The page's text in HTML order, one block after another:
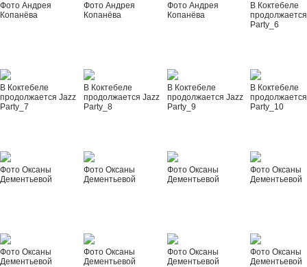
Фото Андрея
Копанёва
Фото Андрея
Копанёва
Фото Андрея
Копанёва
В Коктебеле
Party_6
В Коктебеле
продолжается Jazz
Party_7
В Коктебеле
продолжается Jazz
Party_8
В Коктебеле
продолжается Jazz
Party_9
В Коктебеле
Party_10
Фото Оксаны
Дементьевой
Фото Оксаны
Дементьевой
Фото Оксаны
Дементьевой
Фото Оксаны
Дементьевой
Фото Оксаны
Дементьевой
Фото Оксаны
Дементьевой
Фото Оксаны
Дементьевой
Фото Оксаны
Дементьевой